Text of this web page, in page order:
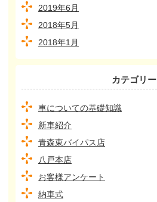
2019年6月
2018年5月
2018年1月
カテゴリー
車についての基礎知識
新車紹介
青森東バイパス店
八戸本店
お客様アンケート
納車式